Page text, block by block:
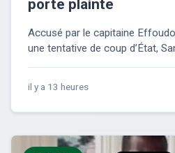
porte plainte
Accusé par le capitaine
une tentative de coup d’État,
il y a 13 heures